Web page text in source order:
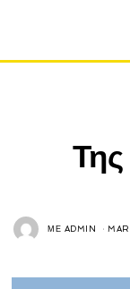
ΜΕ ADMIN